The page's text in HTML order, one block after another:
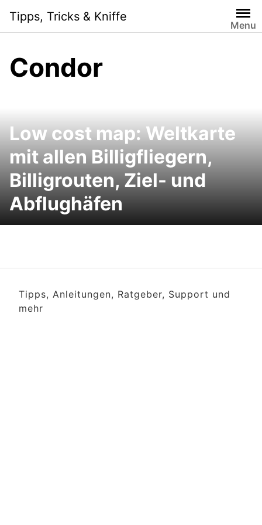
content
Tipps, Tricks & Kniffe
Menu
Condor
Low cost map: Weltkarte
mit allen Billigfliegern,
Billigrouten, Ziel- und
Abflughäfen
Tipps, Anleitungen, Ratgeber, Support und
mehr